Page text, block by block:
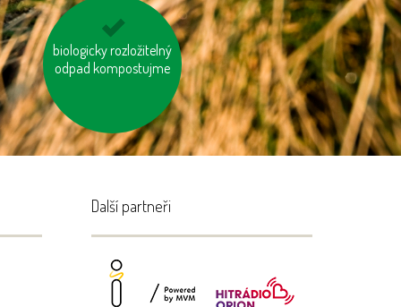
biologicky rozložitelný
odpad kompostujme
jezme naše ryby
Další partneři